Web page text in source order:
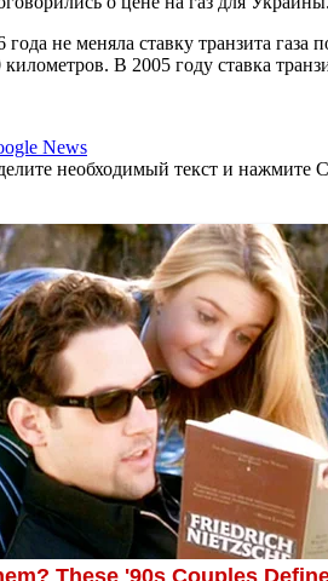
не меняла ставку транзита газа
километров. В 2005 году ставка
News
необходимый текст и нажмите